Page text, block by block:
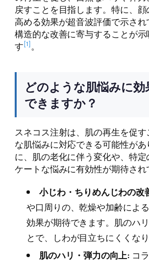
戻すことを目指します。特に、
高める効果が超音波評価で示さ
構造的な改善に寄与することが示
す[1]。
どのような肌悩みに効
できますか？
スネコス注射は、肌の再生を促す
な肌悩みに対応できる可能性が
に、肌の老化に伴う変化や、特定
ケートな悩みに有効性が期待され
小じわ・ちりめんじわの改
や口周りの、乾燥や加齢によ
効果が期待できます。肌のハ
とで、しわが目立ちにくくなり
肌のハリ・弾力の向上: コ